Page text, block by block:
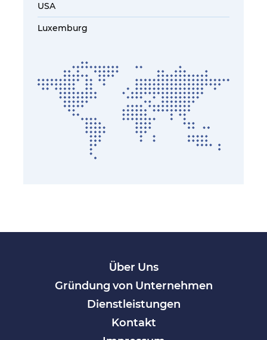
USA
Luxemburg
Über Uns
Gründung von Unternehmen
Dienstleistungen
Kontakt